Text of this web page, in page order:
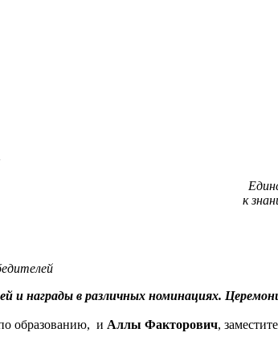
к
награды в различных номинациях.
образованию, и Аллы Факторович,